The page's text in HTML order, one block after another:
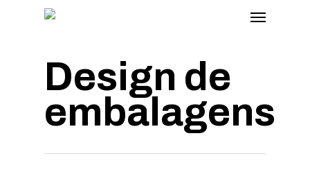
Design de
embalagens
Smello
A Culpada
Beira